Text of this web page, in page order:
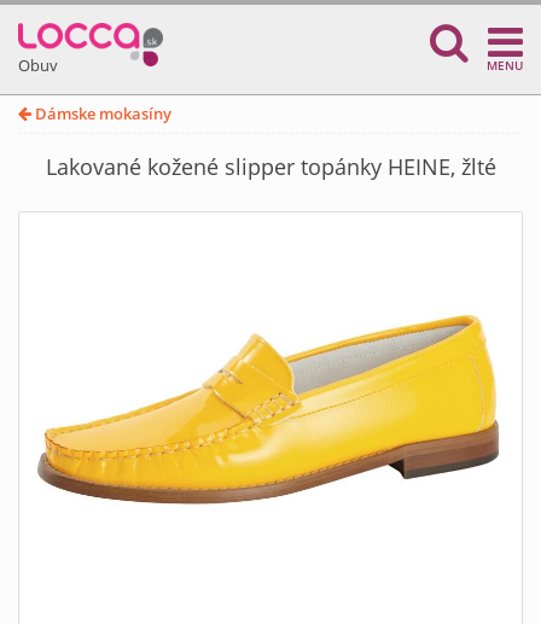
Obuv MENU
Dámske mokasíny
Lakované kožené slipper topánky HEINE, žlté